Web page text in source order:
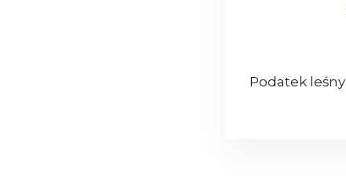
Podatek leśny